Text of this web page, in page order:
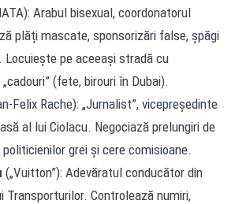
Arabul bisexual, coordonatorul
plăți mascate, sponsorizări false, șpăgi
Locuiește pe aceeași stradă cu
(fete, birouri în Dubai).
Felix Rache): „Jurnalist”, vicepreședinte
al lui Ciolacu. Negociază prelungiri de
grei și cere comisioane.
(„Vuitton”): Adevăratul conducător din
Transporturilor. Controlează numiri,